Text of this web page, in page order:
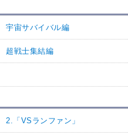
宇宙サバイバル編
超戦士集結編
2.「VSランファン」